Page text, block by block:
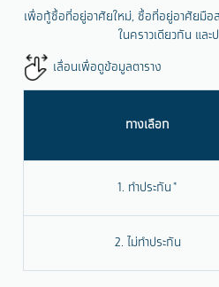
เพื่อกู้ซื้อที่อยู่อาศัยใหม่, ซื้อที่อยู่อาศัยมื
ในคราวเดียวกัน และ
เลื่อนเพื่อดูข้อมูลตาราง
ทางเลือก
1. ทำประกัน*
2. ไม่ทำประกัน